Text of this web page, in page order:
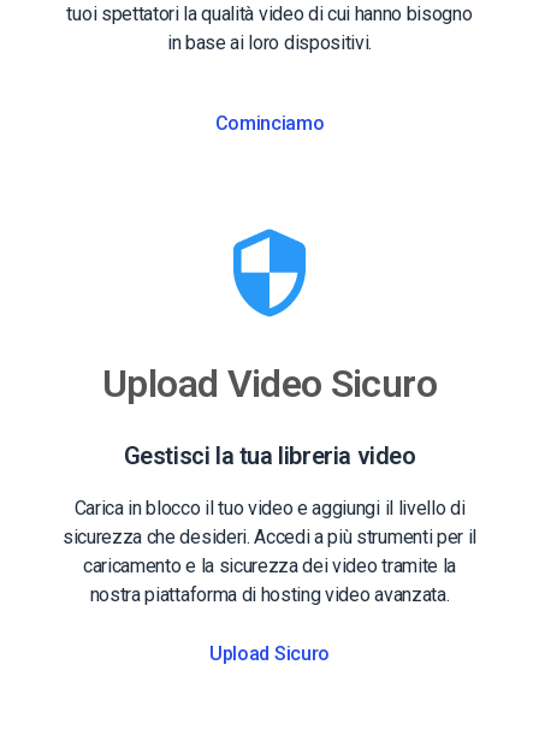
tuoi spettatori la qualità video di cui hanno bisogno
in base ai loro dispositivi.
Cominciamo
Upload Video Sicuro
Gestisci la tua libreria video
Carica in blocco il tuo video e aggiungi il livello di
sicurezza che desideri. Accedi a più strumenti per il
caricamento e la sicurezza dei video tramite la
nostra piattaforma di hosting video avanzata.
Upload Sicuro